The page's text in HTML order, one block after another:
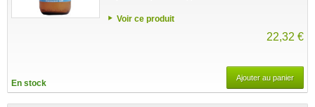
Voir ce produit
22,32 €
En stock
Ajouter au panier